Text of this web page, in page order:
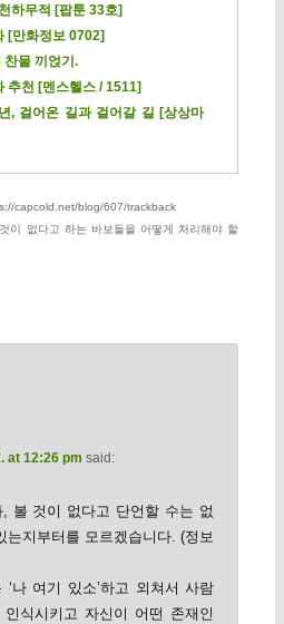
하무적 [팝툰 33호]
[만화정보 0702]
찬물 끼얹기.
추천 [멘스헬스 / 1511]
, 걸어온 길과 걸어갈 길 [상상마
capcold.net/blog/607/trackback
이 없다고 하는 바보들을 어떻게 처리해야 할
at 12:26 pm said:
볼 것이 없다고 단언할 수는 없
는지부터를 모르겠습니다. (정보
나 여기 있소’하고 외쳐서 사람
식시키고 자신이 어떤 존재인